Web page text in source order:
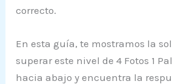
correcto.
En esta guía, te mostramos la
superar este nivel de 4 Fotos 1
hacia abajo y encuentra la